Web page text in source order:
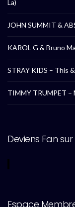
La)
JOHN SUMMIT &
KAROL G & Bruno
STRAY KIDS – This
TIMMY TRUMPET –
Deviens Fan
Espace